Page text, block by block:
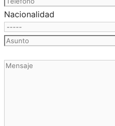
Nacionalidad